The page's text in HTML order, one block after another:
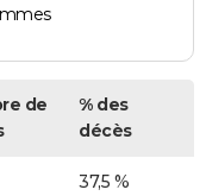
de
% des
décès
37,5 %